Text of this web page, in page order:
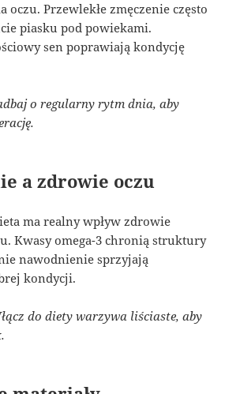
Przewlekłe zmęczenie często
piasku pod powiekami.
sen poprawiają kondycję
o regularny rytm dnia, aby
a zdrowie oczu
ma realny wpływ zdrowie
Kwasy omega-3 chronią struktury
nawodnienie sprzyjają
kondycji.
do diety warzywa liściaste, aby